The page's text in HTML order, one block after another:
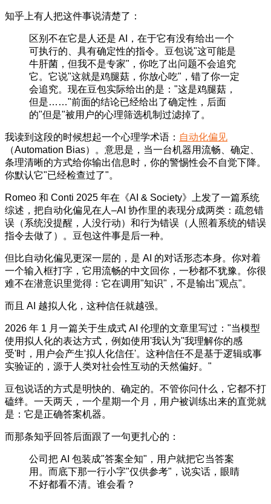
知乎上有人把这件事说清楚了：
区别不在它是人还是 AI，在于它有没有给出一个
可执行的、具有确定性的指令。豆包说"这可能是
牛肝菌，但我不是专家"，你吃了出问题不会追究
它。它说"这就是鸡腿菇，你放心吃"，错了你一定
会追究。现在豆包实际给出的是："这是鸡腿菇，
但是……"前面的结论已经给出了确定性，后面
的"但是"被用户的心理筛选机制过滤掉了。
我读到这段的时候想起一个心理学术语： 自动化偏见
（Automation Bias）。意思是，当一台机器用流畅、确定、
条理清晰的方式给你输出信息时，你的警惕性会不自觉下降。
你默认它"已经检查过了"。
Romeo 和 Conti 2025 年在《AI & Society》上发了一篇系统
综述，把自动化偏见在人–AI 协作里的表现分成两类：疏忽错
误（系统没提醒，人没行动）和行为错误（人照着系统的错误
指令去做了）。豆包这件事是后一种。
但比自动化偏见更深一层的，是 AI 的对话形态本身。你对着
一个输入框打字，它用流畅的中文回你，一秒都不犹豫。你很
难不在潜意识里觉得：它在调用"知识"，不是输出"观点"。
而且 AI 越拟人化，这种信任就越强。
2026 年 1 月一篇关于生成式 AI 伦理的文章里写过："当模型
使用拟人化的表达方式，例如使用'我认为''我理解你的感
受'时，用户会产生'拟人化信任'。这种信任不是基于逻辑或事
实验证的，源于人类对社会性互动的天然偏好。"
豆包说话的方式是明快的、确定的。不管你问什么，它都不打
磕绊。一天两天，一个星期一个月，用户被训练出来的直觉就
是：它是正确答案机器。
而那条知乎回答后面跟了一句更扎心的：
公司把 AI 包装成"答案全知"，用户就把它当答案
用。而底下那一行小字"仅供参考"，说实话，眼睛
不好都看不清。谁会看？